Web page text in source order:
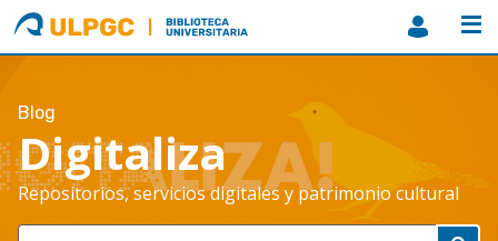
ULPGC
Biblioteca
ULPGC
Blog
Digitaliza
Repositorios, servicios digitales y patrimonio cultural